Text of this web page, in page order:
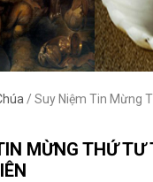
/ Suy Niệm Tin Mừng
MỪNG THỨ TƯ